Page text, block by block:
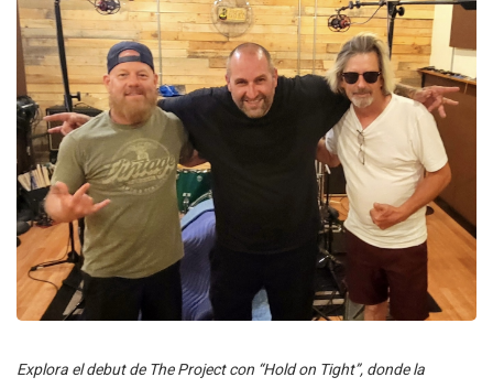
Explora el debut de The Project con “Hold on Tight”, donde la